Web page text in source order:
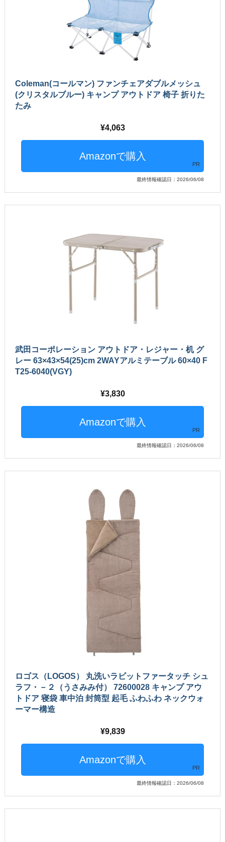
Coleman(コールマン) ファンチェアダブルメッシュ
(クリスタルブルー) キャンプ アウトドア 椅子 折りた
たみ
4,063
PR
最終情報確認日：2026/06/08
武田コーポレーション アウトドア・レジャー・机 グ
レー 63×43×54(25)cm 2WAYアルミテーブル 60×40 F
T25-6040(VGY)
3,830
PR
最終情報確認日：2026/06/08
ロゴス（LOGOS） 丸洗いラビットファータッチ シュ
ラフ・－２（うさみみ付） 72600028 キャンプ アウ
トドア 寝袋 車中泊 封筒型 起毛 ふわふわ ネックウォ
ーマー構造
9,839
PR
最終情報確認日：2026/06/08